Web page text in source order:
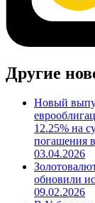
Другие
Новый
12.25% на
погашения
03.04.2026
обновили
09.02.2026